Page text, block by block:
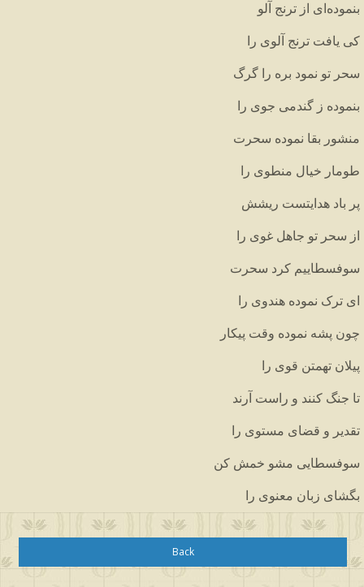
بنموده‌ای از ترنج آلو
کی یافت ترنج آلوی را
سحر تو نمود بره را گرگ
بنموده ز گندمی جوی را
منشور بقا نموده سحرت
طومار خیال منطوی را
پر باد هدایتست ریشش
از سحر تو جاهل غوی را
سوفسطاییم کرد سحرت
ای ترک نموده هندوی را
چون پشه نموده وقت پیکار
پیلان تهمتن قوی را
تا جنگ کنند و راست آرند
تقدیر و قضای مستوی را
سوفسطایی مشو خمش کن
بگشای زبان معنوی را
Back